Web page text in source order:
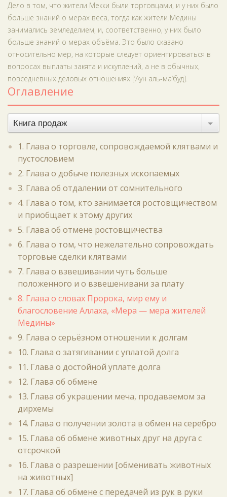
Дело в том, что жители Мекки были торговцами, и у них было
больше знаний о мерах веса, тогда как жители Медины
занимались земледелием, и, соответственно, у них было
больше знаний о мерах объёма. Это было сказано
относительно мер, на которые следует ориентироваться в
вопросах выплаты закята и искуплений, а не в обычных,
повседневных деловых отношениях [‘Аун аль-ма‘буд].
Оглавление
Книга продаж
1. Глава о торговле, сопровождаемой клятвами и
пустословием
2. Глава о добыче полезных ископаемых
3. Глава об отдалении от сомнительного
4. Глава о том, кто занимается ростовщичеством
и приобщает к этому других
5. Глава об отмене ростовщичества
6. Глава о том, что нежелательно сопровождать
торговые сделки клятвами
7. Глава о взвешивании чуть больше
положенного и о взвешенивани за плату
8. Глава о словах Пророка, мир ему и
благословение Аллаха, «Мера — мера жителей
Медины»
9. Глава о серьёзном отношении к долгам
10. Глава о затягивании с уплатой долга
11. Глава о достойной уплате долга
12. Глава об обмене
13. Глава об украшении меча, продаваемом за
дирхемы
14. Глава о получении золота в обмен на серебро
15. Глава об обмене животных друг на друга с
отсрочкой
16. Глава о разрешении [обменивать животных
на животных]
17. Глава об обмене с передачей из рук в руки